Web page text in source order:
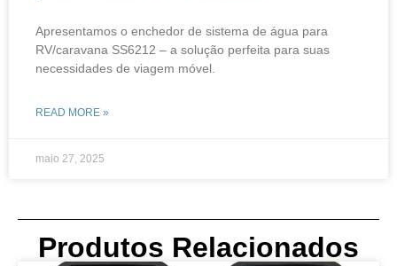
Apresentamos o enchedor de sistema de água para
RV/caravana SS6212 – a solução perfeita para suas
necessidades de viagem móvel.
READ MORE »
maio 27, 2025
Produtos Relacionados